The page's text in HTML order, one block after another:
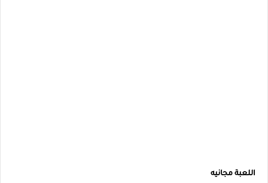
اللعبة مجانيه